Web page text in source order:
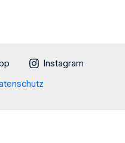
Instagram